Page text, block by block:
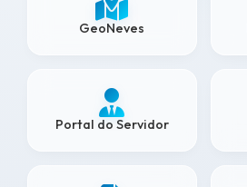
GeoNeves
Portal do Servidor